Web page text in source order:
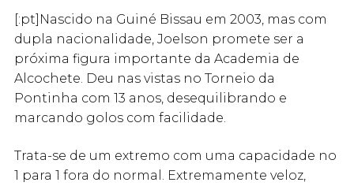
[:pt]Nascido na Guiné Bissau em 2003, mas com
dupla nacionalidade, Joelson promete ser a
próxima figura importante da Academia de
Alcochete. Deu nas vistas no Torneio da
Pontinha com 13 anos, desequilibrando e
marcando golos com facilidade.
Trata-se de um extremo com uma capacidade no
1 para 1 fora do normal. Extremamente veloz,